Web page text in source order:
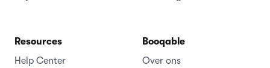
Resources
Help Center
Booqable
Over ons